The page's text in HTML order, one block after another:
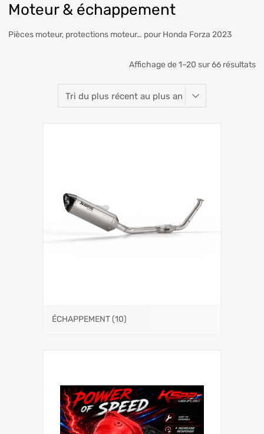
Moteur & échappement
Pièces moteur, protections moteur… pour Honda Forza 2023
Affichage de 1–20 sur 66 résultats
ÉCHAPPEMENT(10)